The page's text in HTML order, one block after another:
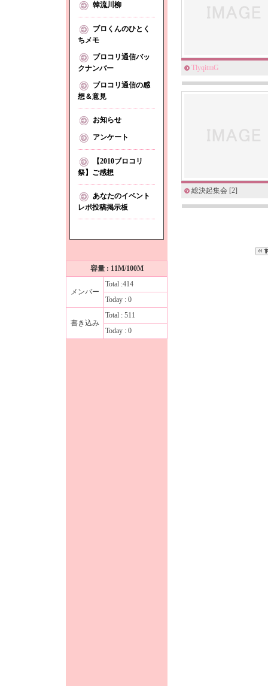
韓流川柳
ブロくんのひとく
ちメモ
ブロコリ通信バッ
クナンバー
ブロコリ通信の感
想＆意見
お知らせ
アンケート
【2010ブロコリ
祭】ご感想
あなたのイベント
レポ投稿掲示板
容量 : 11M/100M
メンバー
Total :414
Today : 0
書き込み
Total : 511
Today : 0
TlyqitmG
総決起集会[2]